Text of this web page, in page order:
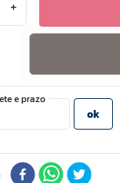
＋